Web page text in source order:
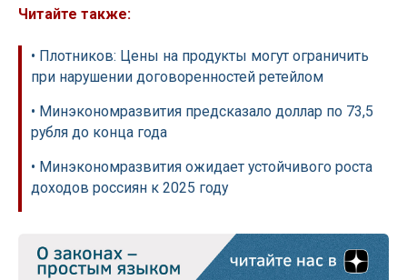
Читайте также:
• Плотников: Цены на продукты могут ограничить
при нарушении договоренностей ретейлом
• Минэкономразвития предсказало доллар по 73,5
рубля до конца года
• Минэкономразвития ожидает устойчивого роста
доходов россиян к 2025 году